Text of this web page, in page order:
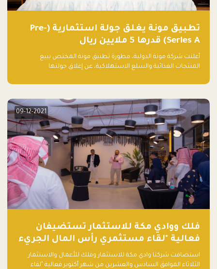
تطبيق مونة يغلق جولة استثمارية (Pre-
Series A) قدرها 5 ملايين ريال
أعلنت شركة مونة الدولية، مطورة تطبيق مونة المختص ببيع
المنتجات الغذائية والسلع الاستهلاكية، عن إغلاق جولتها
دولار أمريكي)، بقيادة شركتي دعم المنشآت المحدودة وتسارع القابضة
09-12-2021
فلك ووادي مكة للاستثمار تستضيفان
فعالية "لقاء مستثمري رأس المال الجريء
في المنطقة"
استضافت شركتا وادي مكة للاستثمار وفلك للأعمال والاستثمار
الثلاثاء الموافق السادس والعشرين من شهر أكتوبر فعالية "لقاء